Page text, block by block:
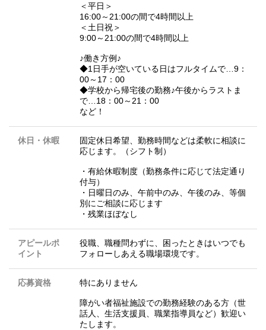
＜平日＞
16:00～21:00の間で4時間以上
＜土日祝＞
9:00～21:00の間で4時間以上
♪働き方例♪
◆1日手が空いている日はフルタイムで…9：
00～17：00
◆学校から帰宅後の勤務♪午後からラストま
で…18：00～21：00
など！
休日・休暇
固定休日希望、勤務時間などは柔軟に相談に
応じます。（シフト制）
・有給休暇制度（勤務条件に応じて法定通り
付与）
・日曜日のみ、午前中のみ、午後のみ、等個
別にご相談に応じます
・残業ほぼなし
アピールポ
イント
役職、職種問わずに、困ったときはいつでも
フォローしあえる職場環境です。
応募資格 特にありません
障がい者福祉施設での勤務経験のある方（世
話人、生活支援員、職業指導員など）歓迎い
たします。